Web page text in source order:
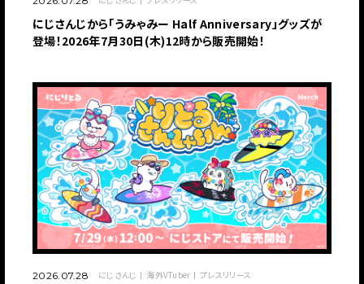
にじさんじから「うみゃみー Half Anniversary」グッズが
登場！2026年7月30日(木)12時から販売開始！
2026.07.28 にじさんじ 海外VTuber プレスリリース